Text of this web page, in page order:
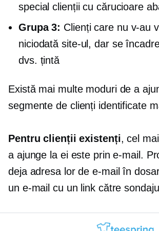
special clienții cu cărucioare
Grupa 3: Clienți care nu v-au
niciodată site-ul, dar se
dvs. țintă
Există mai multe moduri de a
segmente de clienți identificate
Pentru clienții existenți, cel
a ajunge la ei este prin e-mail.
deja adresa lor de e-mail în
un e-mail cu un link către